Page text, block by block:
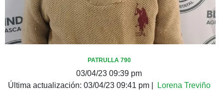
PATRULLA 790
03/04/23 09:39 pm
Última actualización: 03/04/23 09:41 pm| Lorena Treviño